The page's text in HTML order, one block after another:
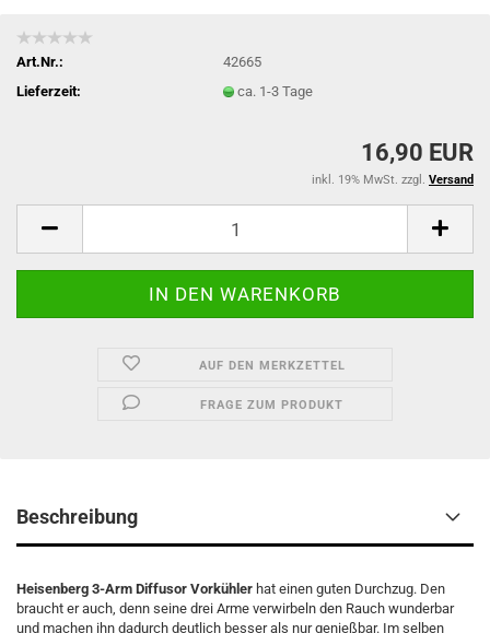
Art.Nr.:
42665
Lieferzeit:
ca. 1-3 Tage
16,90 EUR
inkl. 19% MwSt. zzgl. Versand
AUF DEN MERKZETTEL
FRAGE ZUM PRODUKT
Beschreibung
Heisenberg 3-Arm Diffusor Vorkühler hat einen guten Durchzug. Den
braucht er auch, denn seine drei Arme verwirbeln den Rauch wunderbar
und machen ihn dadurch deutlich besser als nur genießbar. Im selben